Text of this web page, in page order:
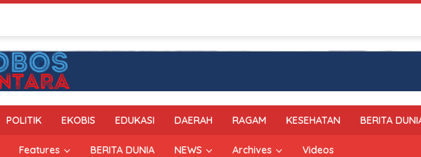
POLITIK EKOBIS EDUKASI DAERAH RAGAM KESEHATAN BERITA
Features BERITA DUNIA NEWS Archives Videos